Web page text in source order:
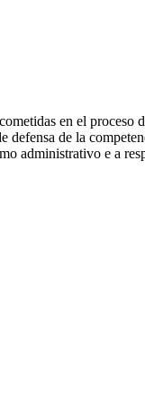
en el proceso
de la
administrativo e a